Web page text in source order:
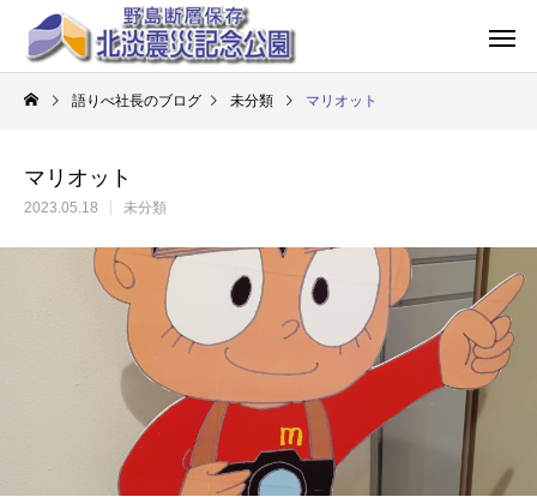
語りべ社長のブログ 未分類 マリオット
マリオット
2023.05.18 未分類